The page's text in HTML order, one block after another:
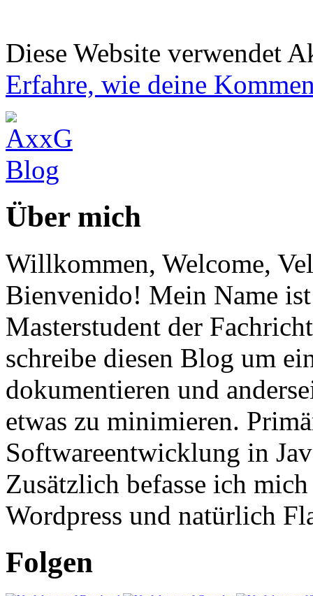
Diese Website verwendet
Erfahre, wie deine
Über mich
Willkommen, Welcome,
Bienvenido! Mein Name
Masterstudent der
schreibe diesen Blog um
dokumentieren und
etwas zu minimieren.
Softwareentwicklung in
Zusätzlich befasse ich
Wordpress und natürlich
Folgen